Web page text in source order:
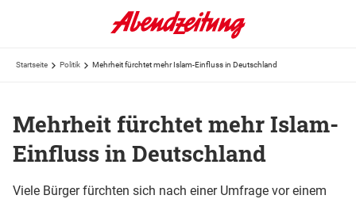
Startseite Politik Mehrheit fürchtet mehr Islam-Einfluss in Deutschland
Mehrheit fürchtet mehr Islam-
Einfluss in Deutschland
Viele Bürger fürchten sich nach einer Umfrage vor einem